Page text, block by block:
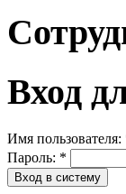
Вход
Имя пользователя:
Пароль: *